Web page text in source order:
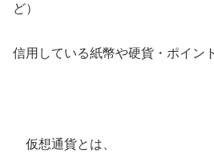
ど）
信用している紙幣や硬貨・ポイン
仮想通貨とは、